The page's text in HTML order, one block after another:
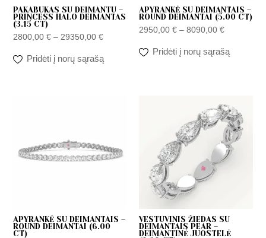
PAKABUKAS SU DEIMANTU –
PRINCESS HALO DEIMANTAS
(3.15 CT)
2800,00€ – 29350,00€
Pridėti į norų sąrašą
APYRANKĖ SU DEIMANTAIS –
ROUND DEIMANTAI (5.00 CT)
2950,00 € – 8090,00 €
Pridėti į norų sąrašą
APYRANKĖ SU DEIMANTAIS –
ROUND DEIMANTAI (6.00
CT)
VESTUVINIS ŽIEDAS SU
DEIMANTAIS PEAR –
DEIMANTINĖ JUOSTELĖ
range:
4200,00 €
through
16000,00